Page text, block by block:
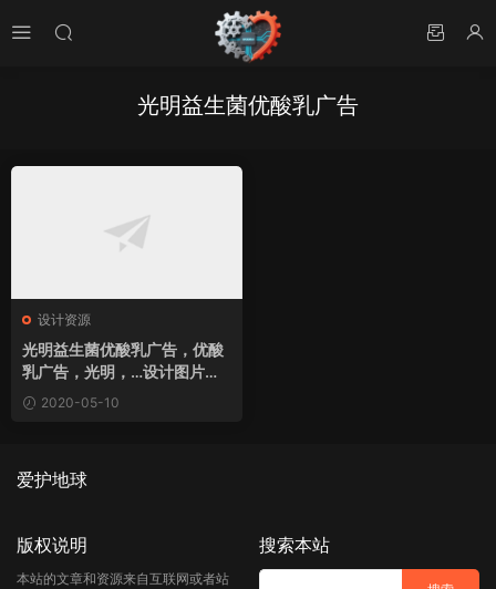
光明益生菌优酸乳广告
设计资源
光明益生菌优酸乳广告，优酸
乳广告，光明，…设计图片素
材下载
2020-05-10
爱护地球
版权说明
本站的文章和资源来自互联网或者站
搜索本站